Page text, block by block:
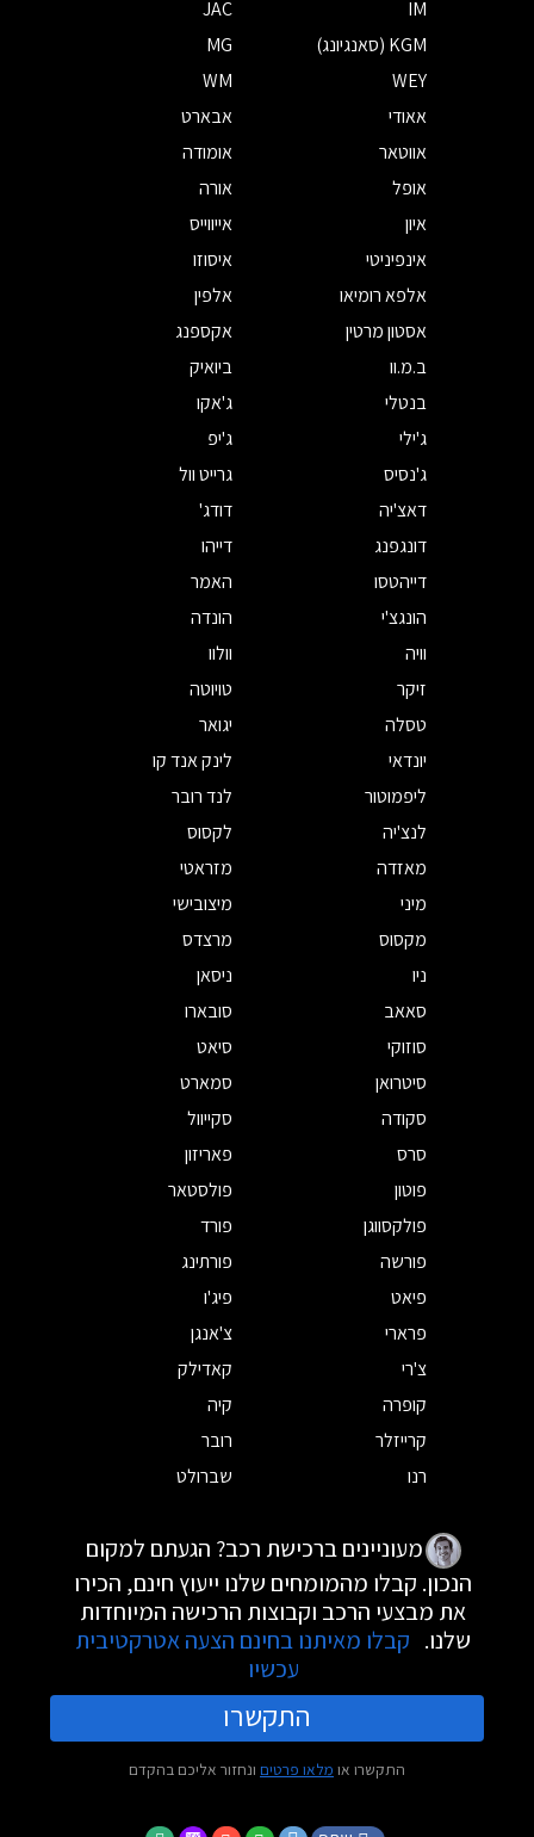
IM
JAC
KGM (סאנגיונג)
MG
WEY
WM
אאודי
אבארט
אווטאר
אומודה
אופל
אורה
איון
אייווייס
אינפיניטי
איסוזו
אלפא רומיאו
אלפין
אסטון מרטין
אקספנג
ב.מ.וו
ביואיק
בנטלי
ג'אקו
ג'ילי
ג'יפ
ג'נסיס
גרייט וול
דאצ'יה
דודג'
דונגפנג
דייהו
דייהטסו
האמר
הונגצ'י
הונדה
וויה
וולוו
זיקר
טויוטה
טסלה
יגואר
יונדאי
לינק אנד קו
ליפמוטור
לנד רובר
לנצ'יה
לקסוס
מאזדה
מזראטי
מיני
מיצובישי
מקסוס
מרצדס
ניו
ניסאן
סאאב
סובארו
סוזוקי
סיאט
סיטרואן
סמארט
סקודה
סקייוול
סרס
פאריזון
פוטון
פולסטאר
פולקסווגן
פורד
פורשה
פורתינג
פיאט
פיג'ו
פרארי
צ'אנגן
צ'רי
קאדילק
קופרה
קיה
קרייזלר
רובר
רנו
שברולט
מעוניינים ברכישת רכב? הגעתם למקום
הנכון. קבלו מהמומחים שלנו ייעוץ חינם, הכירו
את מבצעי הרכב וקבוצות הרכישה המיוחדות
שלנו. קבלו מאיתנו בחינם הצעה אטרקטיבית
עכשיו
התקשרו
התקשרו או מלאו פרטים ונחזור אליכם בהקדם